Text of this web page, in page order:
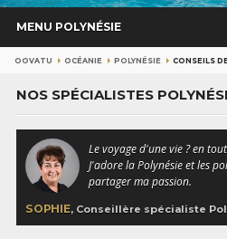
MENU POLYNÉSIE
OOVATU OCÉANIE POLYNÉSIE CONSEILS
NOS SPÉCIALISTES
Le voyage d'une vie ? en
J'adore la Polynésie et les
partager ma passion.
SOPHIE, Conseillère spécialiste